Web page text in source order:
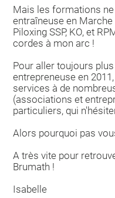
Mais les formations
entraîneuse en
Piloxing SSP, KO, et
cordes à mon arc !
Pour aller toujours
entrepreneuse en
services à de
(associations et
particuliers, qui
Alors pourquoi pas
A très vite pour
Brumath !
Isabelle